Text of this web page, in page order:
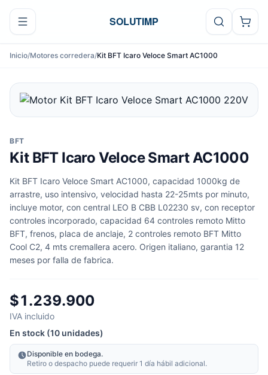
Ir al contenido
SOLUTIMP
Inicio/Motores corredera/Kit BFT Icaro Veloce Smart AC1000
BFT
Kit BFT Icaro Veloce Smart AC1000
Kit BFT Icaro Veloce Smart AC1000, capacidad 1000kg de
arrastre, uso intensivo, velocidad hasta 22-25mts por minuto,
incluye motor, con central LEO B CBB L02230 sv, con receptor
controles incorporado, capacidad 64 controles remoto Mitto
BFT, frenos, placa de anclaje, 2 controles remoto BFT Mitto
Cool C2, 4 mts cremallera acero. Origen italiano, garantia 12
meses por falla de fabrica.
$1.239.900
IVA incluido
En stock (10 unidades)
Disponible en bodega.
Retiro o despacho puede requerir 1 día hábil adicional.